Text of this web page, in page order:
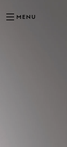
MENU